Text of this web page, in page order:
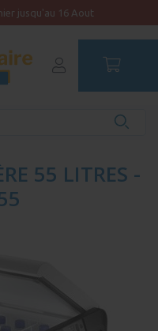
jusqu'au 16 Aout
55 LITRES -